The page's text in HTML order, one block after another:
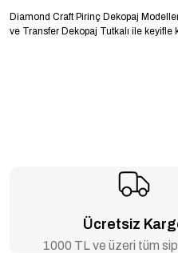
Diamond Craft Pirinç Dekopaj
ve Transfer Dekopaj Tutkalı ile keyifle
Ücretsiz
1000 TL ve üzeri tüm